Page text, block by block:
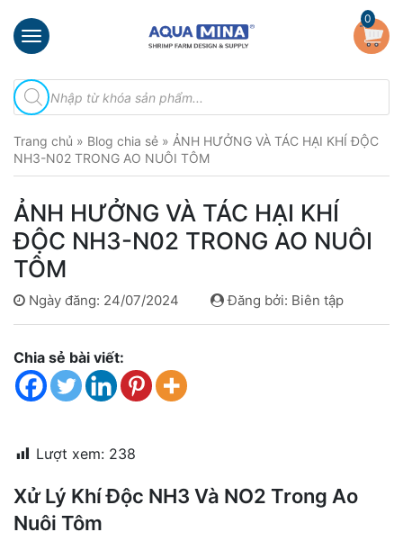
×
chủ
thiệu
Sản
phẩm
Đầu
Phun
Bọt
Khí
Ventek
Hướng
dẫn
lắp
Quy
Blog
chia
0
Tìm
kiếm
sản
Trang chủ » Blog chia sẻ » ẢNH HƯỞNG VÀ TÁC HẠI KHÍ ĐỘC
NH3-N02 TRONG AO NUÔI TÔM
ẢNH HƯỞNG VÀ TÁC HẠI KHÍ
ĐỘC NH3-N02 TRONG AO NUÔI
TÔM
Ngày đăng: 24/07/2024 Đăng bởi: Biên tập
Chia sẻ bài viết:
Lượt xem: 238
Xử Lý Khí Độc NH3 Và NO2 Trong Ao
Nuôi Tôm